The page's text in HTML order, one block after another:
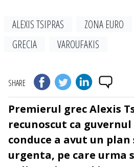
ALEXIS TSIPRAS ZONA EURO
GRECIA
VAROUFAKIS
SHARE
Premierul grec Alexis
recunoscut ca guvernul
conduce a avut un plan
urgenta, pe care urma